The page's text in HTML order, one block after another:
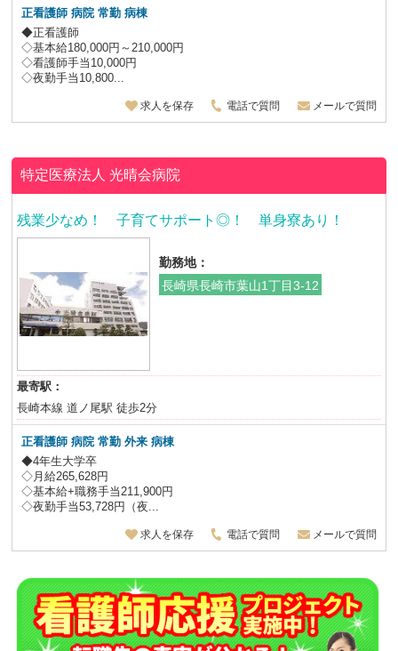
正看護師 病院 常勤 病棟
◆正看護師
◇基本給180,000円～210,000円
◇看護師手当10,000円
◇夜勤手当10,800...
求人を保存 電話で質問 メールで質問
特定医療法人光晴会病院
残業少なめ！ 子育てサポート◎！ 単身寮あり！
勤務地：
長崎県長崎市葉山1丁目3-12
最寄駅：
長崎本線 道ノ尾駅 徒歩2分
正看護師 病院 常勤 外来 病棟
◆4年生大学卒
◇月給265,628円
◇基本給+職務手当211,900円
◇夜勤手当53,728円（夜...
求人を保存 電話で質問 メールで質問